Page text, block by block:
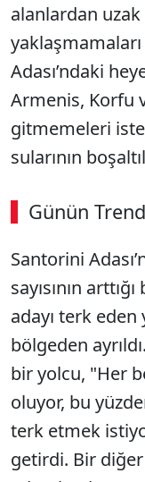
alanlardan
Adası’ndaki
Armenis, Korfu
gitmemeleri
sularının
Günün
Santorini
sayısının
adayı terk
bölgeden
bir yolcu, "Her
oluyor, bu
terk etmek
getirdi. Bir